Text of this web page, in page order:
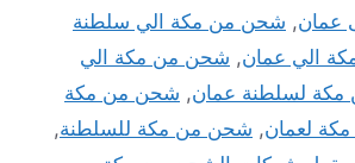
عمان, شحن من مكة الي سلطنة
الي عمان, شحن من مكة الي
لسلطنة عمان, شحن من مكة
لعمان, شحن من مكة للسلطنة,